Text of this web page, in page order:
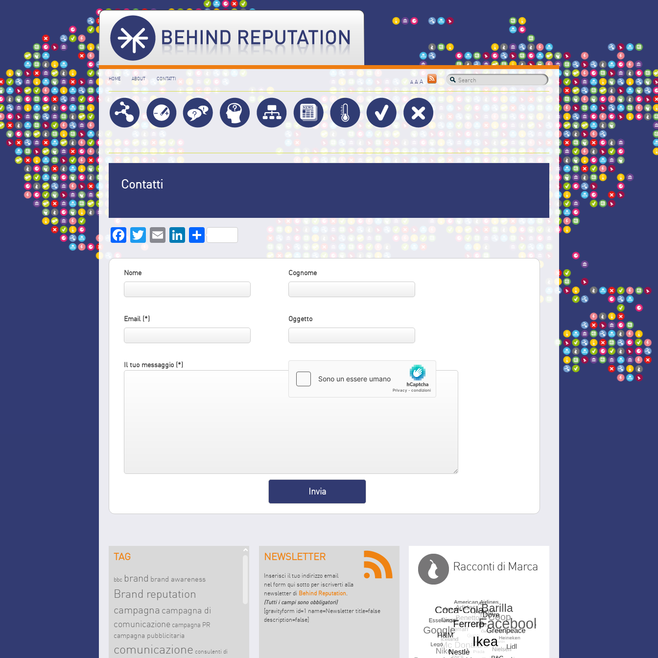
HOME ABOUT CONTATTI
A A A
Contatti
Facebook
Twitter
EmailLinkedIn
Share
Nome Cognome
Email (*) Oggetto
Il tuo messaggio (*)
TAG
bbc brand brand awareness
Brand reputation
campagna campagna di
comunicazione campagna PR
campagna pubblicitaria
comunicazione consulenti di
NEWSLETTER
Inserisci il tuo indirizzo email
nel form qui sotto per iscriverti alla
newsletter di Behind Reputation.
(Tutti i campi sono obbligatori)
[gravityform id=1 name=Newsletter title=false
description=false]
Racconti di Marca